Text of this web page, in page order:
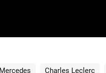
Mercedes Charles Leclerc